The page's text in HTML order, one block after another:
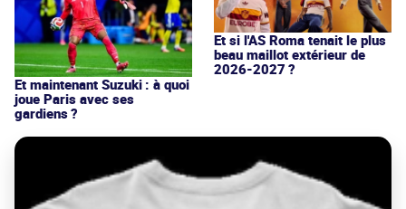
Et maintenant Suzuki : à quoi
joue Paris avec ses
gardiens ?
Et si l'AS Roma tenait le plus
beau maillot extérieur de
2026-2027 ?